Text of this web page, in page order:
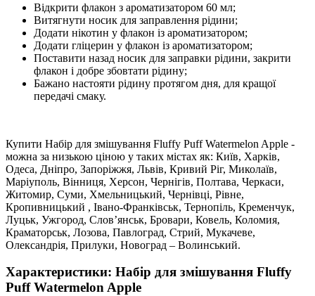
Відкрити флакон з ароматизатором 60 мл;
Витягнути носик для заправлення рідини;
Додати нікотин у флакон із ароматизатором;
Додати гліцерин у флакон із ароматизатором;
Поставити назад носик для заправки рідини, закрити
флакон і добре збовтати рідину;
Бажано настояти рідину протягом дня, для кращої
передачі смаку.
Купити Набір для змішування Fluffy Puff Watermelon Apple -
можна за низькою ціною у таких містах як: Київ, Харків,
Одеса, Дніпро, Запоріжжя, Львів, Кривий Ріг, Миколаїв,
Маріуполь, Вінниця, Херсон, Чернігів, Полтава, Черкаси,
Житомир, Суми, Хмельницький, Чернівці, Рівне,
Кропивницький , Івано-Франківськ, Тернопіль, Кременчук,
Луцьк, Ужгород, Слов’янськ, Бровари, Ковель, Коломия,
Краматорськ, Лозова, Павлоград, Стрий, Мукачеве,
Олександрія, Прилуки, Новоград – Волинський.
Характеристики: Набір для змішування Fluffy
Puff Watermelon Apple